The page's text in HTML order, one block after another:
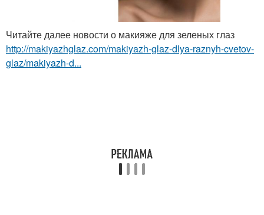
Читайте далее новости о макияже для зеленых глаз
http://makiyazhglaz.com/makiyazh-glaz-dlya-raznyh-cvetov-
glaz/makiyazh-d...